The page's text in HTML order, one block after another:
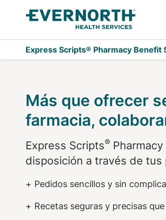
Express Scripts® Pharmacy Benefit
Prime
Más que ofrecer
farmacia,
Express Scripts®
disposición a través de tus
Pedidos sencillos y sin
Recetas seguras y precisas